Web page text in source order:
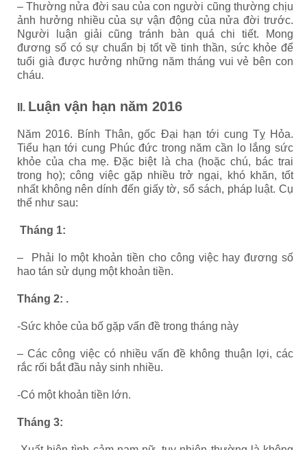
– Thường nửa đời sau của con người cũng thường chịu
ảnh hưởng nhiều của sự vận động của nửa đời trước.
Người luận giải cũng tránh bàn quá chi tiết. Mong
đương số có sự chuẩn bị tốt về tinh thần, sức khỏe để
tuổi già được hưởng những năm tháng vui vẻ bên con
cháu.
II. Luận vận hạn năm 2016
Năm 2016. Bính Thân, gốc Đại hạn tới cung Tỵ Hỏa.
Tiểu hạn tới cung Phúc đức trong năm cần lo lắng sức
khỏe của cha mẹ. Đặc biệt là cha (hoặc chú, bác trai
trong họ); công việc gặp nhiều trở ngại, khó khăn, tốt
nhất không nên dính đến giấy tờ, sổ sách, pháp luật. Cụ
thể như sau:
Tháng 1:
– Phải lo một khoản tiền cho công việc hay đương số
hao tán sử dụng một khoản tiền.
Tháng 2: .
-Sức khỏe của bố gặp vấn đề trong tháng này
– Các công việc có nhiều vấn đề không thuận lợi, các
rắc rối bắt đầu nảy sinh nhiều.
-Có một khoản tiền lớn.
Tháng 3: